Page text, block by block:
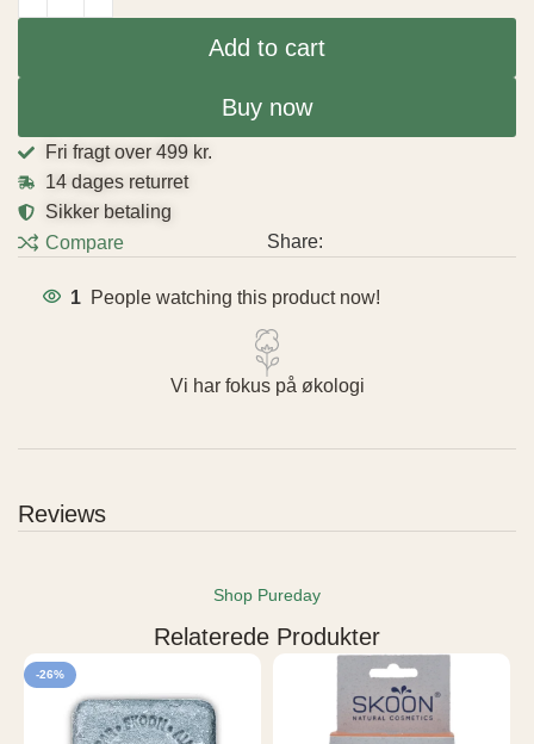
Add to cart
Buy now
Fri fragt over 499 kr.
14 dages returret
Sikker betaling
Compare
Share:
1 People watching this product now!
Vi har fokus på økologi
Reviews
Shop Pureday
Relaterede Produkter
-26%